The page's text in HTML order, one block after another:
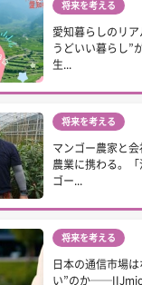
将来を考える
愛知暮らしのリ
うどいい暮らし”
生...
将来を考える
マンゴー農家と
農業に携わる。
ゴー...
将来を考える
日本の通信市場
い”のか──IIJmio